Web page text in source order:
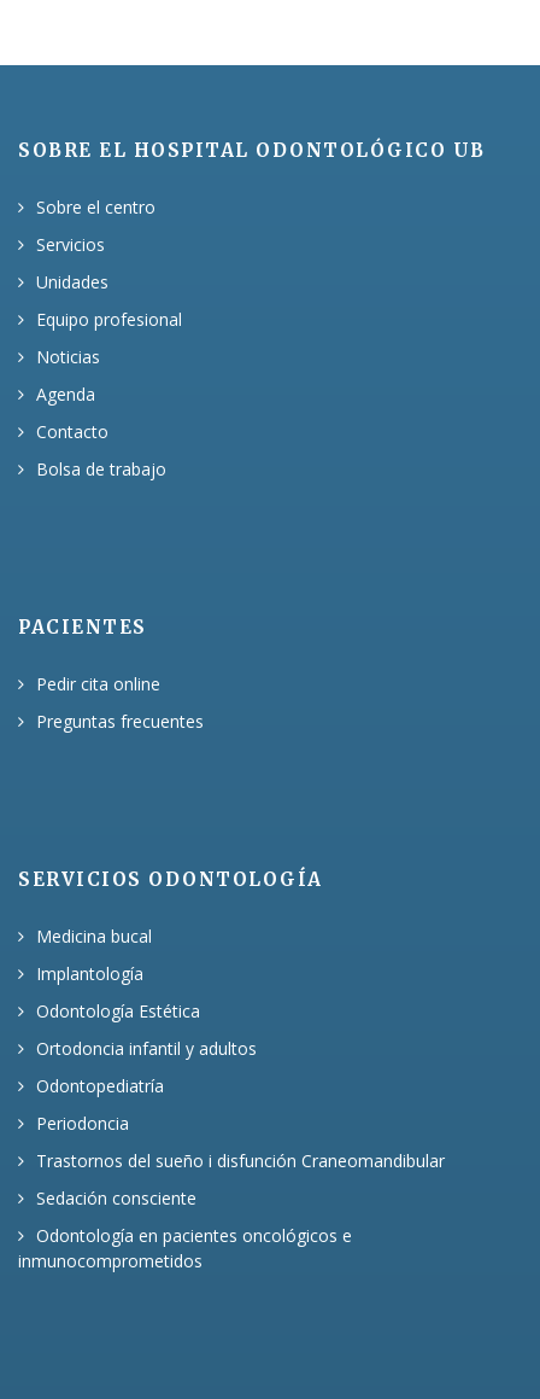
SOBRE EL HOSPITAL ODONTOLÓGICO UB
Sobre el centro
Servicios
Unidades
Equipo profesional
Noticias
Agenda
Contacto
Bolsa de trabajo
PACIENTES
Pedir cita online
Preguntas frecuentes
SERVICIOS ODONTOLOGÍA
Medicina bucal
Implantología
Odontología Estética
Ortodoncia infantil y adultos
Odontopediatría
Periodoncia
Trastornos del sueño i disfunción Craneomandibular
Sedación consciente
Odontología en pacientes oncológicos e
inmunocomprometidos